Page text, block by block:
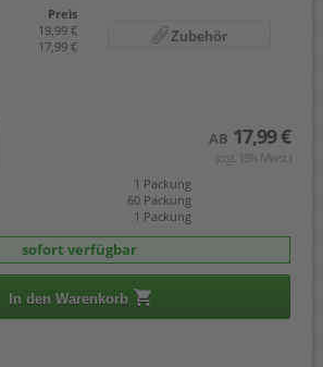
Preis
19,99 €
17,99 €
Zubehör
AB 17,99 €
(zzgl. 19% Mwst.)
1 Packung
60 Packung
1 Packung
sofort verfügbar
In den Warenkorb